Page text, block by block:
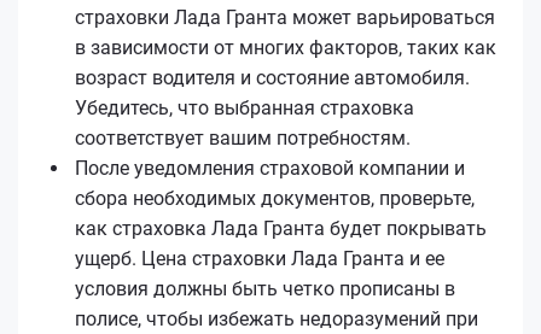
страховки Лада Гранта может варьироваться
в зависимости от многих факторов, таких как
возраст водителя и состояние автомобиля.
Убедитесь, что выбранная страховка
соответствует вашим потребностям.
После уведомления страховой компании и
сбора необходимых документов, проверьте,
как страховка Лада Гранта будет покрывать
ущерб. Цена страховки Лада Гранта и ее
условия должны быть четко прописаны в
полисе, чтобы избежать недоразумений при